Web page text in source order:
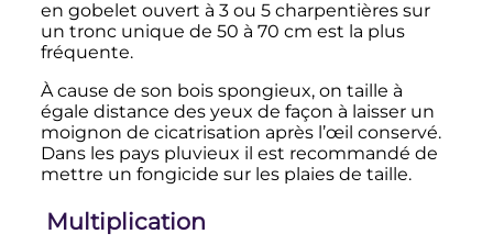
en gobelet ouvert à 3 ou 5 charpentièressur
un tronc unique de 50 à 70 cm est la plus
fréquente.
À cause de son bois spongieux, on taille à
égale distance des yeux de façon à laisser un
moignon de cicatrisation après l’œil conservé.
Dans les pays pluvieux il est recommandé de
mettre un fongicide sur les plaies de taille.
Multiplication